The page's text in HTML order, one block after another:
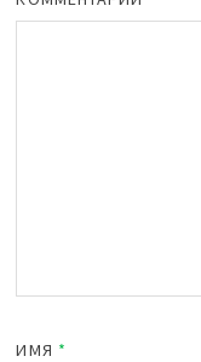
ИМЯ *